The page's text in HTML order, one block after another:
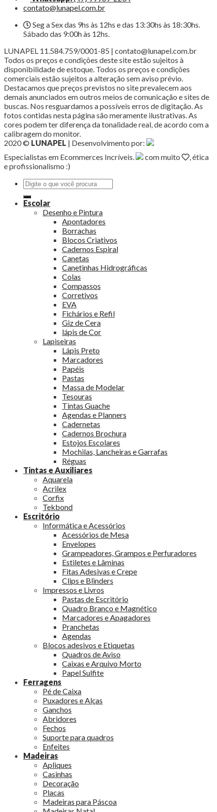
contato@lunapel.com.br
Seg a Sex das 9hs às 12hs e das 13:30hs às 18:30hs.
Sábado das 9:00h às 12hs.
LUNAPEL 11.584.759/0001-85 | contato@lunapel.com.br
Todos os preços e condições deste site estão sujeitos à
disponibilidade de estoque. Todos os preços e condições
comerciais estão sujeitos a alteração sem aviso prévio.
Destacamos que preços previstos no site prevalecem aos
demais anunciados em outros meios de comunicação e sites de
buscas. Nos resguardamos a possíveis erros de digitação. As
fotos contidas nesta página são meramente ilustrativas. As
cores podem ter diferença da tonalidade real, de acordo com a
calibragem do monitor.
2020 © LUNAPEL | Desenvolvimento por:
Especialistas em Ecommerces Incríveis.
com muito
, ética
e profissionalismo :)
Pesquisar
por:
Escolar
Desenho e Pintura
Apontadores
Borrachas
Blocos Criativos
Cadernos Espiral
Canetas
Canetinhas Hidrográficas
Colas
Compassos
Corretivos
EVA
Fichários e Refil
Giz de Cera
lápis de Cor
Lapiseiras
Lápis Preto
Marcadores
Papéis
Pastas
Massa de Modelar
Tesouras
Tintas Guache
Agendas e Planners
Cadernetas
Cadernos Brochura
Estojos Escolares
Mochilas, Lancheiras e Garrafas
Réguas
Tintas e Auxiliares
Aquarela
Acrilex
Corfix
Tekbond
Escritório
Informática e Acessórios
Acessórios de Mesa
Envelopes
Grampeadores, Grampos e Perfuradores
Estiletes e Lâminas
Fitas Adesivas e Crepe
Clips e Blinders
Impressos e Livros
Pastas de Escritório
Quadro Branco e Magnético
Marcadores e Apagadores
Pranchetas
Agendas
Blocos adesivos e Etiquetas
Quadros de Aviso
Caixas e Arquivo Morto
Papel Sulfite
Ferragens
Pé de Caixa
Puxadores e Alças
Ganchos
Abridores
Fechos
Suporte para quadros
Enfeites
Madeiras
Apliques
Casinhas
Decoração
Placas
Madeiras para Páscoa